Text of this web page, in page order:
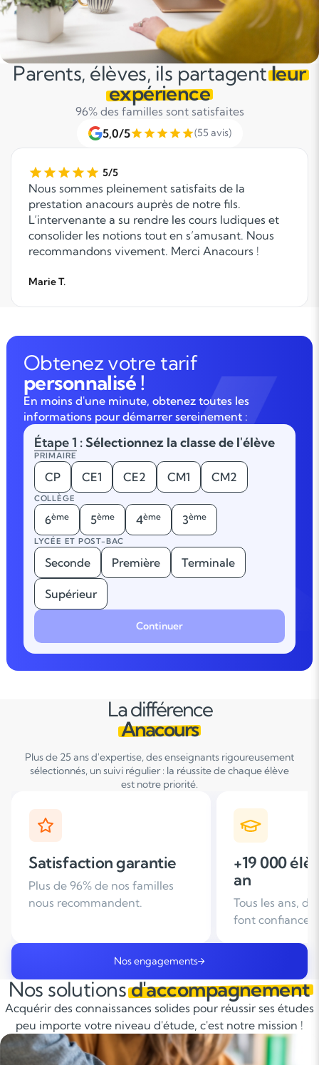
Parents, élèves, ils partagentleur
expérience
96% des familles sont satisfaites
5,0/5
(55 avis)
5/5
Nous sommes pleinement satisfaits de la
prestation anacours auprès de notre fils.
L’intervenante a su rendre les cours ludiques et
consolider les notions tout en s’amusant. Nous
recommandons vivement. Merci Anacours !
Marie T.
Obtenez votre tarif
personnalisé !
En moins d'une minute, obtenez toutes les
informations pour démarrer sereinement :
Étape 1 : Sélectionnez la classe de l'élève
PRIMAIRE
CP CE1 CE2 CM1 CM2
COLLÈGE
6ème 5ème 4ème 3ème
LYCÉE ET POST-BAC
Seconde Première Terminale
Supérieur
Continuer
La différence
Anacours
Plus de 25 ans d'expertise, des enseignants rigoureusement
sélectionnés, un suivi régulier : la réussite de chaque élève
est notre priorité.
+19 000 élèves suivis /
an
Tous les ans, des familles nous
+ de 25 ans
Leader du
domicile en
Nos engagements
Nos solutionsd'accompagnement
Acquérir des connaissances solides pour réussir ses études
peu importe votre niveau d'étude, c'est notre mission !